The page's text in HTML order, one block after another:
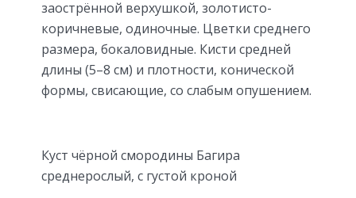
заострённой верхушкой, золотисто-
коричневые, одиночные. Цветки среднего
размера, бокаловидные. Кисти средней
длины (5–8 см) и плотности, конической
формы, свисающие, со слабым опушением.
Куст чёрной смородины Багира
среднерослый, с густой кроной